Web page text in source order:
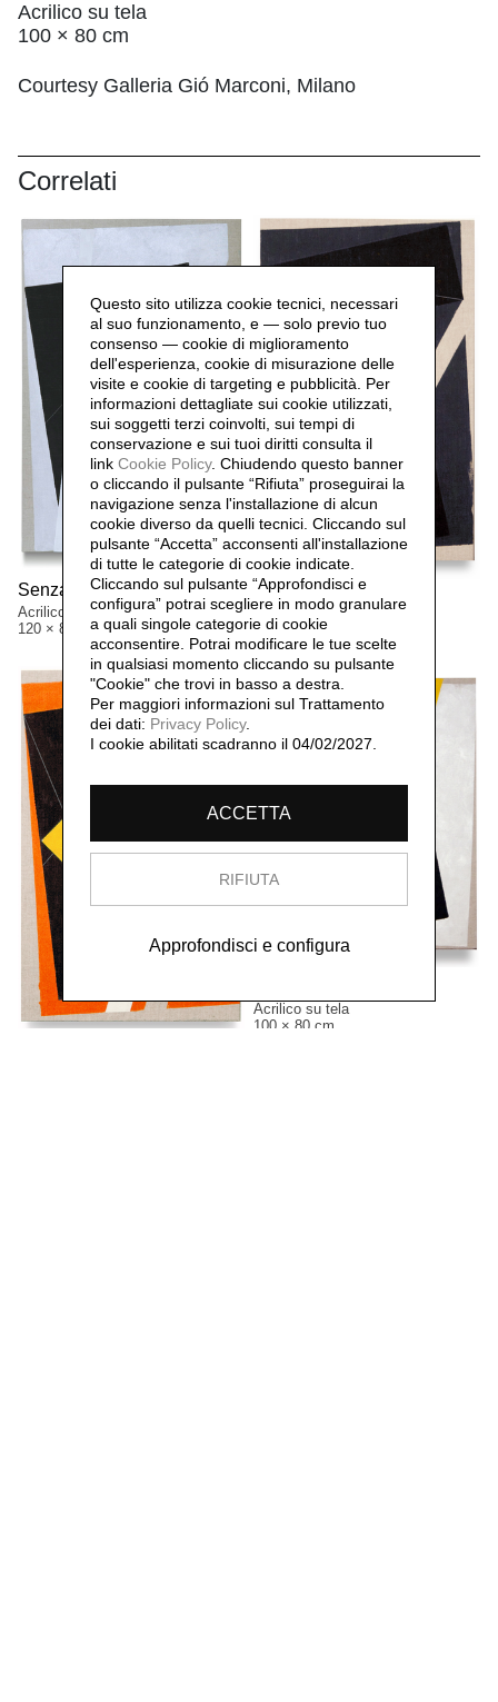
Acrilico su tela
100 × 80 cm
Courtesy Galleria Gió Marconi, Milano
Correlati
Senza titolo, 2011
Acrilico su tela
120 × 80 cm
Senza titolo, 2010
Acrilico su tela
80 × 50,5 cm
Acrilico su tela
100 × 80 cm
Questo sito utilizza cookie tecnici, necessari
al suo funzionamento, e — solo previo tuo
consenso — cookie di miglioramento
dell'esperienza, cookie di misurazione delle
visite e cookie di targeting e pubblicità. Per
informazioni dettagliate sui cookie utilizzati,
sui soggetti terzi coinvolti, sui tempi di
conservazione e sui tuoi diritti consulta il
link Cookie Policy. Chiudendo questo banner
o cliccando il pulsante “Rifiuta” proseguirai la
navigazione senza l'installazione di alcun
cookie diverso da quelli tecnici. Cliccando sul
pulsante “Accetta” acconsenti all'installazione
di tutte le categorie di cookie indicate.
Cliccando sul pulsante “Approfondisci e
configura” potrai scegliere in modo granulare
a quali singole categorie di cookie
acconsentire. Potrai modificare le tue scelte
in qualsiasi momento cliccando su pulsante
"Cookie" che trovi in basso a destra.
Per maggiori informazioni sul Trattamento
dei dati: Privacy Policy.
I cookie abilitati scadranno il 04/02/2027.
ACCETTA
RIFIUTA
Approfondisci e configura